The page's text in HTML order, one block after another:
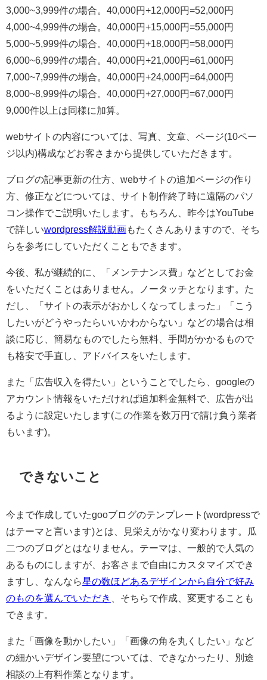
3,000~3,999件の場合。40,000円+12,000円=52,000円
4,000~4,999件の場合。40,000円+15,000円=55,000円
5,000~5,999件の場合。40,000円+18,000円=58,000円
6,000~6,999件の場合。40,000円+21,000円=61,000円
7,000~7,999件の場合。40,000円+24,000円=64,000円
8,000~8,999件の場合。40,000円+27,000円=67,000円
9,000件以上は同様に加算。
webサイトの内容については、写真、文章、ページ(10ペー
ジ以内)構成などお客さまから提供していただきます。
ブログの記事更新の仕方、webサイトの追加ページの作り
方、修正などについては、サイト制作終了時に遠隔のパソ
コン操作でご説明いたします。もちろん、昨今はYouTube
で詳しいwordpress解説動画もたくさんありますので、そち
らを参考にしていただくこともできます。
今後、私が継続的に、「メンテナンス費」などとしてお金
をいただくことはありません。ノータッチとなります。た
だし、「サイトの表示がおかしくなってしまった」「こう
したいがどうやったらいいかわからない」などの場合は相
談に応じ、簡易なものでしたら無料、手間がかかるもので
も格安で手直し、アドバイスをいたします。
また「広告収入を得たい」ということでしたら、googleの
アカウント情報をいただければ追加料金無料で、広告が出
るように設定いたします(この作業を数万円で請け負う業者
もいます)。
できないこと
今まで作成していたgooブログのテンプレート(wordpressで
はテーマと言います)とは、見栄えがかなり変わります。瓜
二つのブログとはなりません。テーマは、一般的で人気の
あるものにしますが、お客さまで自由にカスタマイズでき
ますし、なんなら星の数ほどあるデザインから自分で好み
のものを選んでいただき
、そちらで作成、変更することも
できます。
また「画像を動かしたい」「画像の角を丸くしたい」など
の細かいデザイン要望については、できなかったり、別途
相談の上有料作業となります。